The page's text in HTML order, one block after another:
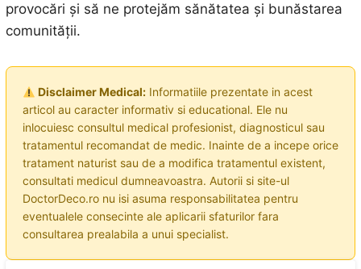
provocări și să ne protejăm sănătatea și bunăstarea
comunității.
Disclaimer Medical:Informatiile prezentate in acest
articol au caracter informativ si educational. Ele nu
inlocuiesc consultul medical profesionist, diagnosticul sau
tratamentul recomandat de medic. Inainte de a incepe orice
tratament naturist sau de a modifica tratamentul existent,
consultati medicul dumneavoastra. Autorii si site-ul
DoctorDeco.ro nu isi asuma responsabilitatea pentru
eventualele consecinte ale aplicarii sfaturilor fara
consultarea prealabila a unui specialist.